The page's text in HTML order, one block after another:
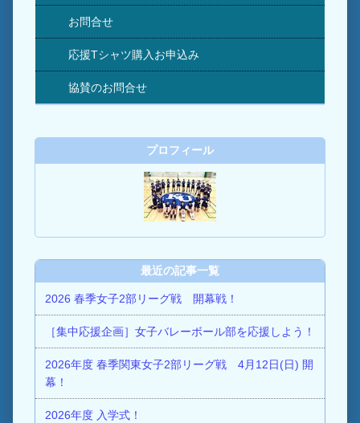
お問合せ
応援Tシャツ購入お申込み
協賛のお問合せ
プロフィール
最近の記事一覧
2026 春季女子2部リーグ戦 開幕戦！
［集中応援企画］女子バレーボール部を応援しよう！
2026年度 春季関東女子2部リーグ戦 4月12日(日) 開
幕！
2026年度 入学式！